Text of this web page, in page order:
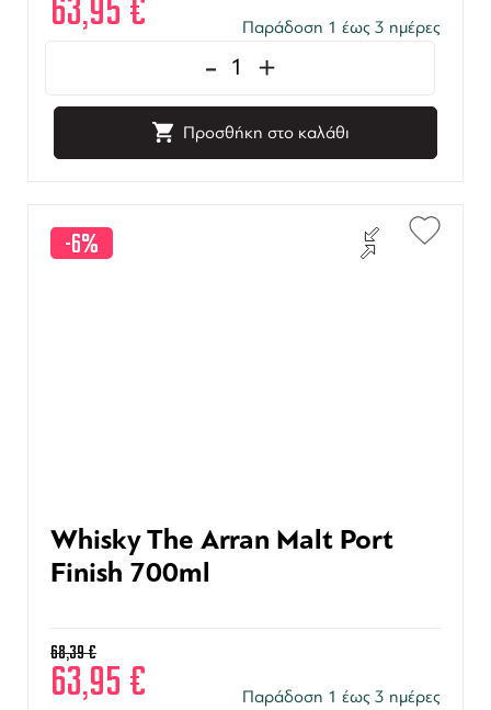
63,95 € Παράδοση 1 έως 3 ημέρες
- +
Προσθήκη στο καλάθι
-6%
Whisky The Arran Malt Port
Finish 700ml
68,39€
63,95 € Παράδοση 1 έως 3 ημέρες